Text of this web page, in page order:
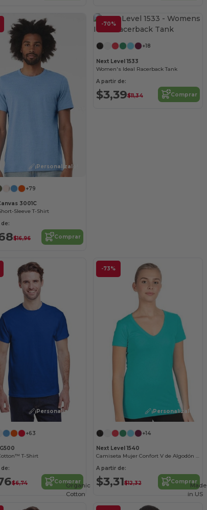
¡Personalízalo!
+79
3001C
Sleeve T-Shirt
$16,96 Comprar
-70%
+18
Next Level 1533
Women's Ideal Racerback Tank
A partir de:
$3,39$11,34 Comprar
¡Personalízalo!
+63
T-Shirt
$6,74 Comprar
-73%
¡Personalízalo!
+14
Next Level 1540
Camiseta Mujer Confort V de Algodón y Poliéster
A partir de:
$3,31$12,32 Comprar
Organic
Cotton
Made
in US